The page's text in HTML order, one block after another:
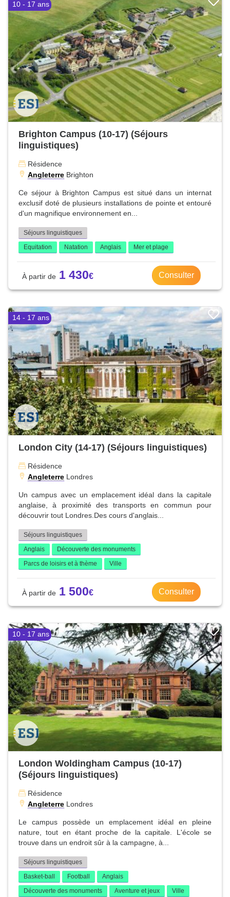
10 - 17 ans
Brighton Campus (10-17) (Séjours
linguistiques)
Résidence
Angleterre Brighton
Ce séjour à Brighton Campus est situé dans un internat
exclusif doté de plusieurs installations de pointe et entouré
d'un magnifique environnement en...
Séjours linguistiques
Equitation
Natation Anglais Mer et plage
1 430 Consulter
14 - 17 ans
London City (14-17) (Séjours linguistiques)
Résidence
Angleterre Londres
Un campus avec un emplacement idéal dans la capitale
anglaise, à proximité des transports en commun pour
découvrir tout Londres.Des cours d'anglais...
Séjours linguistiques
Anglais
Découverte des monuments
Parcs de loisirs et à thème
Ville
1 500 Consulter
10 - 17 ans
London Woldingham Campus (10-17)
(Séjours linguistiques)
Résidence
Angleterre Londres
Le campus possède un emplacement idéal en pleine
nature, tout en étant proche de la capitale. L'école se
trouve dans un endroit sûr à la campagne, à...
Séjours linguistiques
Basket-ball
Football
Anglais
Découverte des monuments
Aventure et jeux Ville